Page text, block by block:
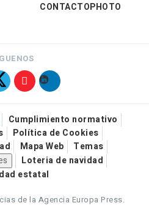
CONTACTOPHOTO
Cumplimiento normativo
Política de Cookies
Mapa Web
Temas
Loteria de navidad
estatal
de la Agencia Europa Press.